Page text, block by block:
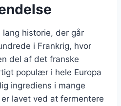
lang historie, der går
i Frankrig, hvor
del af det franske
populær i hele Europa
ingrediens i mange
lavet ved at fermentere